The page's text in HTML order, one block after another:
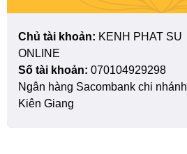
Chủ tài khoản: KENH PHAT SU
ONLINE
Số tài khoản: 070104929298
Ngân hàng Sacombank chi nhánh
Kiên Giang